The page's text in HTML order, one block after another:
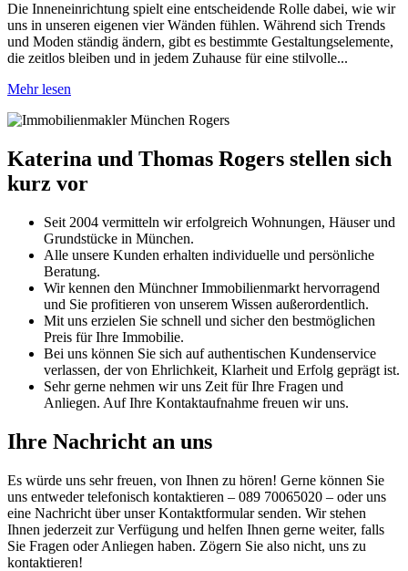
Die Inneneinrichtung spielt eine entscheidende Rolle dabei, wie wir
uns in unseren eigenen vier Wänden fühlen. Während sich Trends
und Moden ständig ändern, gibt es bestimmte Gestaltungselemente,
die zeitlos bleiben und in jedem Zuhause für eine stilvolle...
Mehr lesen
Katerina und Thomas Rogers stellen sich
kurz vor
Seit 2004 vermitteln wir erfolgreich Wohnungen, Häuser und
Grundstücke in München.
Alle unsere Kunden erhalten individuelle und persönliche
Beratung.
Wir kennen den Münchner Immobilienmarkt hervorragend
und Sie profitieren von unserem Wissen außerordentlich.
Mit uns erzielen Sie schnell und sicher den bestmöglichen
Preis für Ihre Immobilie.
Bei uns können Sie sich auf authentischen Kundenservice
verlassen, der von Ehrlichkeit, Klarheit und Erfolg geprägt ist.
Sehr gerne nehmen wir uns Zeit für Ihre Fragen und
Anliegen. Auf Ihre Kontaktaufnahme freuen wir uns.
Ihre Nachricht an uns
Es würde uns sehr freuen, von Ihnen zu hören! Gerne können Sie
uns entweder telefonisch kontaktieren – 089 70065020 – oder uns
eine Nachricht über unser Kontaktformular senden. Wir stehen
Ihnen jederzeit zur Verfügung und helfen Ihnen gerne weiter, falls
Sie Fragen oder Anliegen haben. Zögern Sie also nicht, uns zu
kontaktieren!